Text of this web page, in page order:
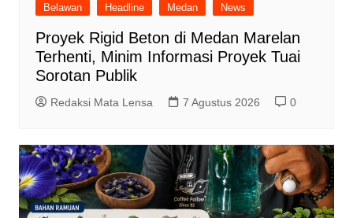
Belawan Headline Medan News
Proyek Rigid Beton di Medan Marelan
Terhenti, Minim Informasi Proyek Tuai
Sorotan Publik
Redaksi Mata Lensa 7 Agustus 2026 0